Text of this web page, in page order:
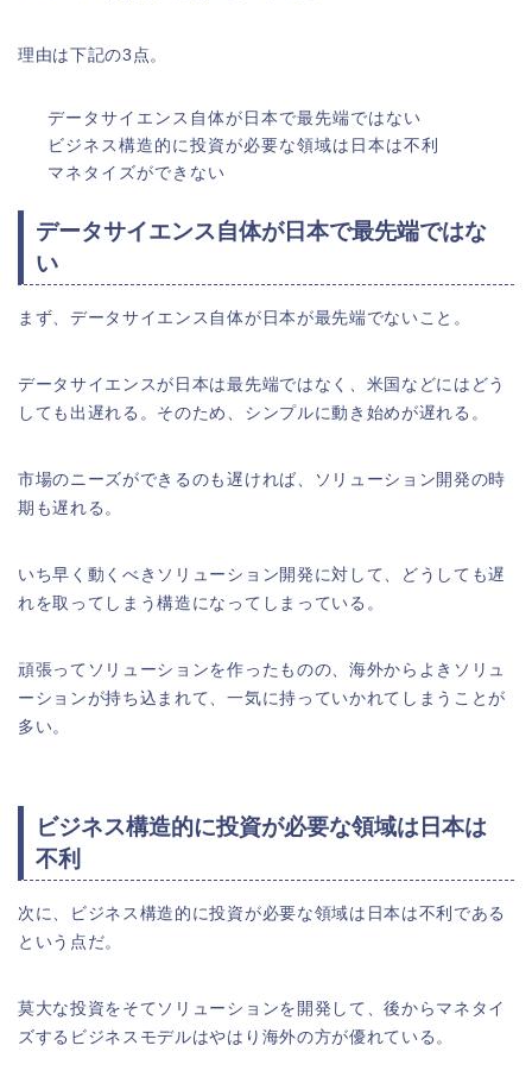
理由は下記の3点。
データサイエンス自体が日本で最先端ではない
ビジネス構造的に投資が必要な領域は日本は不利
マネタイズができない
データサイエンス自体が日本で最先端ではな
い
まず、データサイエンス自体が日本が最先端でないこと。
データサイエンスが日本は最先端ではなく、米国などにはどう
しても出遅れる。そのため、シンプルに動き始めが遅れる。
市場のニーズができるのも遅ければ、ソリューション開発の時
期も遅れる。
いち早く動くべきソリューション開発に対して、どうしても遅
れを取ってしまう構造になってしまっている。
頑張ってソリューションを作ったものの、海外からよきソリュ
ーションが持ち込まれて、一気に持っていかれてしまうことが
多い。
ビジネス構造的に投資が必要な領域は日本は
不利
次に、ビジネス構造的に投資が必要な領域は日本は不利である
という点だ。
莫大な投資をそてソリューションを開発して、後からマネタイ
ズするビジネスモデルはやはり海外の方が優れている。